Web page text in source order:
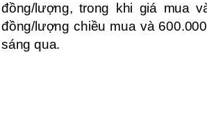
đồng/lượng, trong khi giá mua
đồng/lượng chiều mua và
sáng qua.